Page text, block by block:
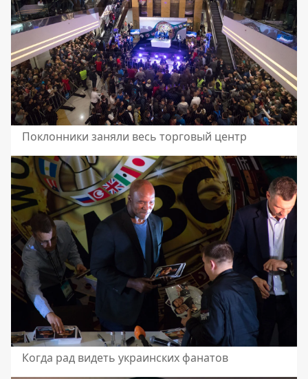
Поклонники заняли весь торговый центр
Когда рад видеть украинских фанатов